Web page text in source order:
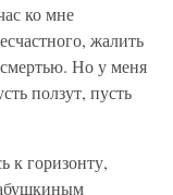
ко мне
жалить
Но у меня
ползут, пусть
к горизонту,